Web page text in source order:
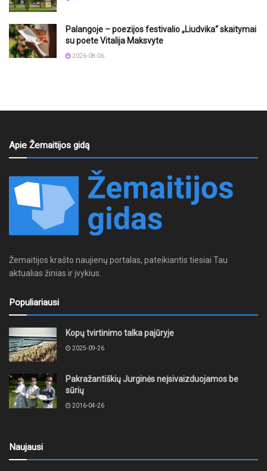
Palangoje – poezijos festivalio „Liudvika“ skaitymai
su poete Vitalija Maksvyte
2026-08-06
Apie Žemaitijos gidą
Žemaitijos krašto naujienų portalas, pateikiantis tiesiai Tau
aktualias žinias ir įvykius.
Populiariausi
Kopų tvirtinimo talka pajūryje
2025-09-26
Pakražantiškių Jurginės neįsivaizduojamos be
sūrių
2016-04-26
Naujausi